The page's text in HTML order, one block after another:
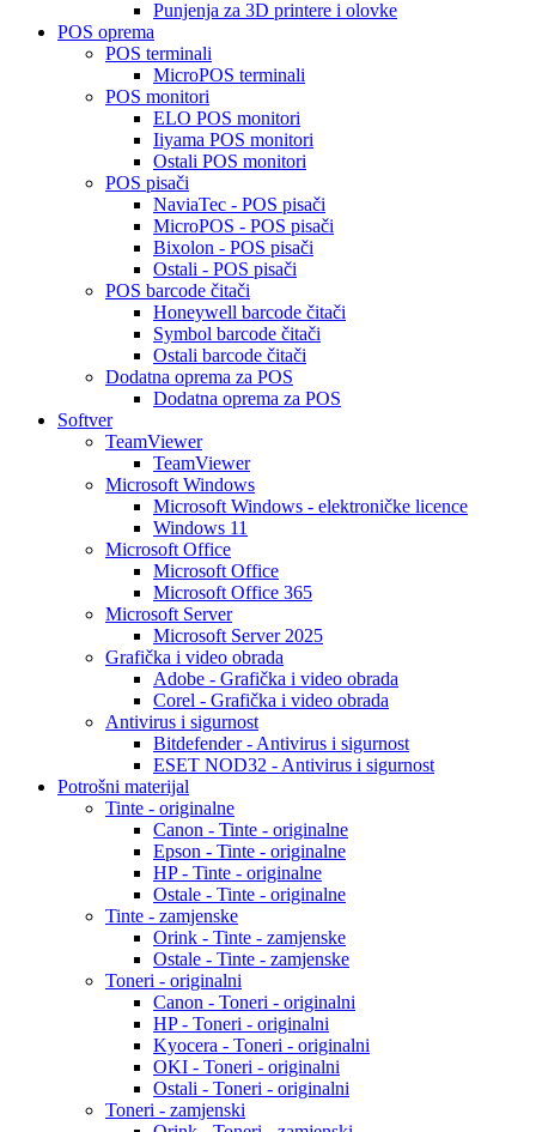
Punjenja za 3D printere i olovke
POS oprema
POS terminali
MicroPOS terminali
POS monitori
ELO POS monitori
Iiyama POS monitori
Ostali POS monitori
POS pisači
NaviaTec - POS pisači
MicroPOS - POS pisači
Bixolon - POS pisači
Ostali - POS pisači
POS barcode čitači
Honeywell barcode čitači
Symbol barcode čitači
Ostali barcode čitači
Dodatna oprema za POS
Dodatna oprema za POS
Softver
TeamViewer
TeamViewer
Microsoft Windows
Microsoft Windows - elektroničke licence
Windows 11
Microsoft Office
Microsoft Office
Microsoft Office 365
Microsoft Server
Microsoft Server 2025
Grafička i video obrada
Adobe - Grafička i video obrada
Corel - Grafička i video obrada
Antivirus i sigurnost
Bitdefender - Antivirus i sigurnost
ESET NOD32 - Antivirus i sigurnost
Potrošni materijal
Tinte - originalne
Canon - Tinte - originalne
Epson - Tinte - originalne
HP - Tinte - originalne
Ostale - Tinte - originalne
Tinte - zamjenske
Orink - Tinte - zamjenske
Ostale - Tinte - zamjenske
Toneri - originalni
Canon - Toneri - originalni
HP - Toneri - originalni
Kyocera - Toneri - originalni
OKI - Toneri - originalni
Ostali - Toneri - originalni
Toneri - zamjenski